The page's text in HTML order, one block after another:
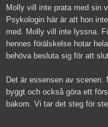
Molly vill inte prata med sin
Psykologin här är att hon
med. Molly vill inte lyssna.
hennes förälskelse hotar
behöva besluta sig för att
Det är essensen av
byggt och också göra ett
bakom. Vi tar det steg för